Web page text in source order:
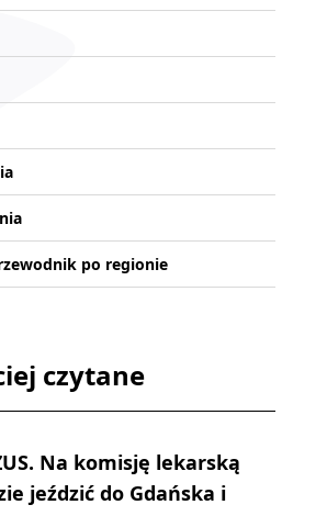
po regionie
czytane
Na komisję lekarską
jeździć do Gdańska i